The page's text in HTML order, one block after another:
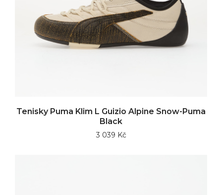
Tenisky Puma Klim L Guizio Alpine Snow-Puma
Black
3 039 Kč